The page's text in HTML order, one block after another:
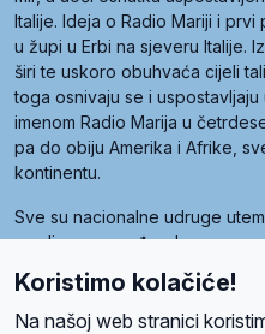
Italije. Ideja o Radio Mariji i prvi
u župi u Erbi na sjeveru Italije.
širi te uskoro obuhvaća cijeli
toga osnivaju se i
imenom Radio Marija u
pa do obiju Amerika i Afrike,
kontinentu.
Sve su nacionalne udruge
zemljama, a međusobna su
pod nazivom Svjetska obitelj
Radio Maria). Svjetsku obitelj
kojima je i hrvatska Udruga
Koristimo kolačiće!
Na našoj web stranici